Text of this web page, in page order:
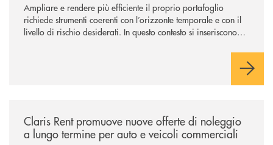
Ampliare e rendere più efficiente il proprio portafoglio
richiede strumenti coerenti con l’orizzonte temporale e con il
livello di rischio desiderati. In questo contesto si inseriscono
soluzioni tra loro complementari, pensate per accompagnare
Claris Rent promuove nuove offerte di noleggio
a lungo termine per auto e veicoli commerciali